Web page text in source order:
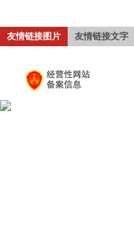
友情链接图片 友情链接文字